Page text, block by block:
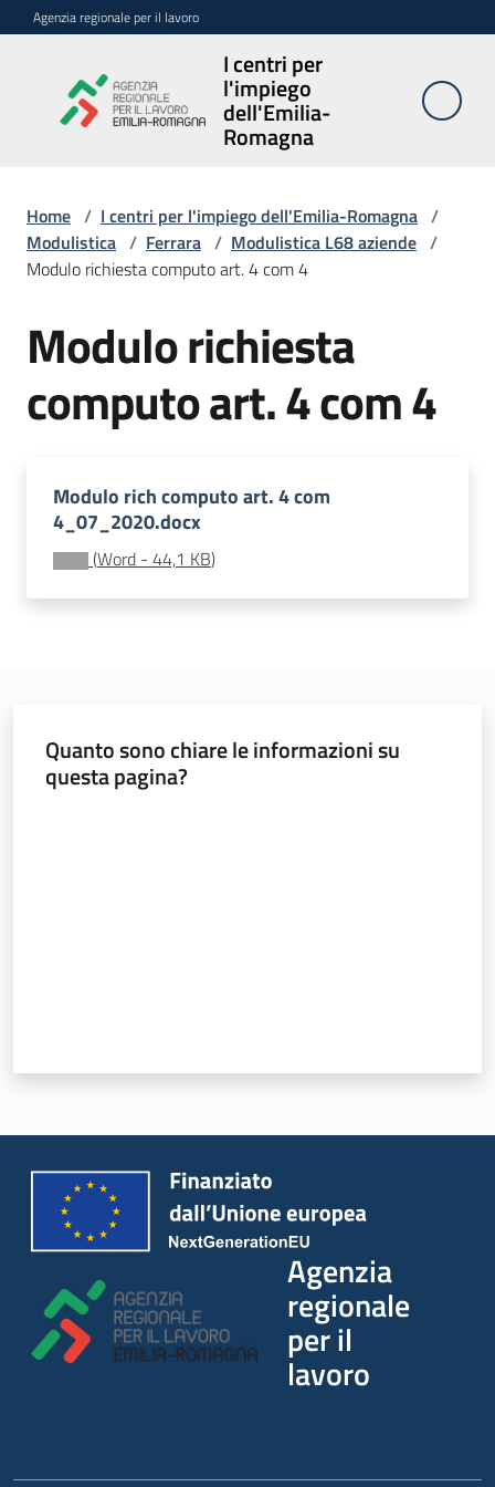
Vai al contenuto
Vai alla navigazione
Vai al footer
Agenzia regionale per il lavoro
I centri per
l'impiego
dell'Emilia-
Romagna
I centri per
l'impiego
dell'Emilia-
Romagna
Sedi
e
Avvisi
Atti
Agenzia
Novità
Home / I centri per l'impiego dell'Emilia-Romagna /
Modulistica / Ferrara / Modulistica L68 aziende /
Modulo richiesta computo art. 4 com 4
Modulo richiesta
computo art. 4 com 4
Modulo rich computo art. 4 com
4_07_2020.docx
(Word - 44,1 KB)
Quanto sono chiare le informazioni su
questa pagina?
Agenzia
regionale
per il
lavoro